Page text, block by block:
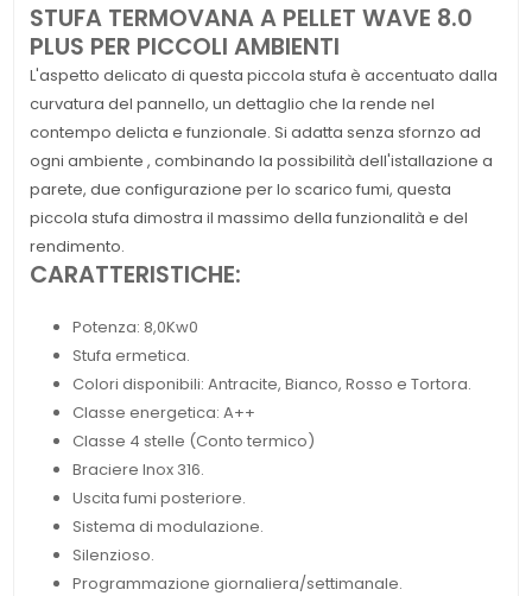
STUFA TERMOVANA A PELLET WAVE 8.0
PLUS PER PICCOLI AMBIENTI
L'aspetto delicato di questa piccola stufa è accentuato dalla
curvatura del pannello, un dettaglio che la rende nel
contempo delicta e funzionale. Si adatta senza sfornzo ad
ogni ambiente , combinando la possibilità dell'istallazione a
parete, due configurazione per lo scarico fumi, questa
piccola stufa dimostra il massimo della funzionalità e del
rendimento.
CARATTERISTICHE:
Potenza: 8,0Kw0
Stufa ermetica.
Colori disponibili: Antracite, Bianco, Rosso e Tortora.
Classe energetica: A++
Classe 4 stelle (Conto termico)
Braciere Inox 316.
Uscita fumi posteriore.
Sistema di modulazione.
Silenzioso.
Programmazione giornaliera/settimanale.